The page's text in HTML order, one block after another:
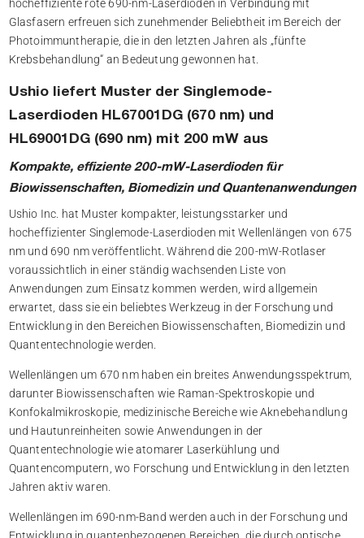
hocheffiziente rote 690-nm-Laserdioden in Verbindung mit
Glasfasern erfreuen sich zunehmender Beliebtheit im Bereich der
Photoimmuntherapie, die in den letzten Jahren als „fünfte
Krebsbehandlung“ an Bedeutung gewonnen hat.
Ushio liefert Muster der Singlemode-
Laserdioden HL67001DG (670 nm) und
HL69001DG (690 nm) mit 200 mW aus
Kompakte, effiziente 200-mW-Laserdioden für
Biowissenschaften, Biomedizin und Quantenanwendungen
Ushio Inc. hat Muster kompakter, leistungsstarker und
hocheffizienter Singlemode-Laserdioden mit Wellenlängen von 675
nm und 690 nm veröffentlicht. Während die 200-mW-Rotlaser
voraussichtlich in einer ständig wachsenden Liste von
Anwendungen zum Einsatz kommen werden, wird allgemein
erwartet, dass sie ein beliebtes Werkzeug in der Forschung und
Entwicklung in den Bereichen Biowissenschaften, Biomedizin und
Quantentechnologie werden.
Wellenlängen um 670 nm haben ein breites Anwendungsspektrum,
darunter Biowissenschaften wie Raman-Spektroskopie und
Konfokalmikroskopie, medizinische Bereiche wie Aknebehandlung
und Hautunreinheiten sowie Anwendungen in der
Quantentechnologie wie atomarer Laserkühlung und
Quantencomputern, wo Forschung und Entwicklung in den letzten
Jahren aktiv waren.
Wellenlängen im 690-nm-Band werden auch in der Forschung und